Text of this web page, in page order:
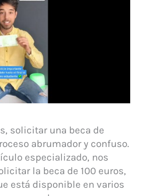
solicitar una beca de
abrumador y confuso.
especializado, nos
la beca de 100 euros,
está disponible en varios